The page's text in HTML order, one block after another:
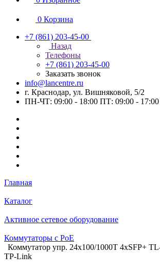
0 Корзина
+7 (861) 203-45-00
Назад
Телефоны
+7 (861) 203-45-00
Заказать звонок
info@lancentre.ru
г. Краснодар, ул. Вишняковой, 5/2
ПН-ЧТ: 09:00 - 18:00 ПТ: 09:00 - 17:00
Главная
Каталог
Активное сетевое оборудование
Коммутаторы c PoE
Коммутатор упр. 24x100/1000T 4xSFP+
TP-Link